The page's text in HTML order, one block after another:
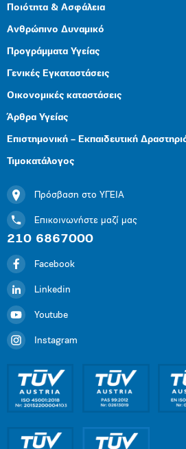
Ποιότητα & Ασφάλεια
Ανθρώπινο Δυναμικό
Προγράμματα Υγείας
Γενικές Εγκαταστάσεις
Οικονομικές καταστάσεις
Άρθρα Υγείας
Επιστημονική – Εκπαιδευτική
Τιμοκατάλογος
Πρόσβαση στο ΥΓΕΙΑ
Επικοινωνήστε μαζί μας
210 6867000
Facebook
Linkedin
Youtube
Instagram